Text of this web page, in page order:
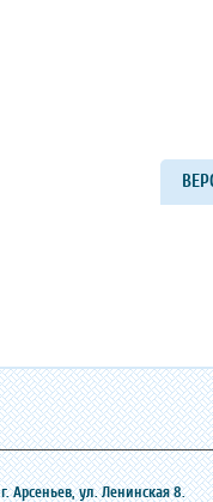
Арсеньев, ‎ул. Ленинская 8.